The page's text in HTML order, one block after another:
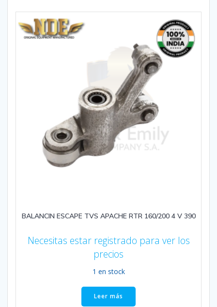
BALANCIN ESCAPE TVS APACHE RTR 160/200 4 V 390
Necesitas estar registrado para ver los
precios
1 en stock
Leer más